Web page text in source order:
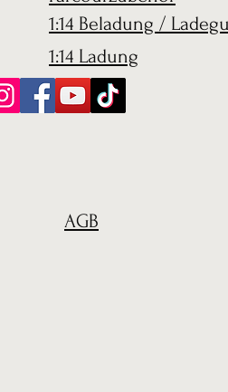
1:14 Beladung /
1:14 Ladung
AGB